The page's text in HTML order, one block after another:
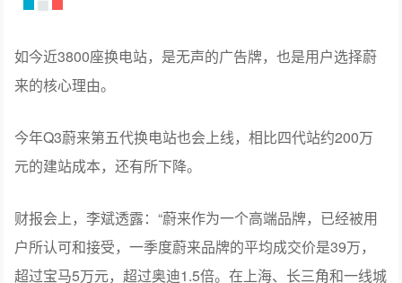
车主率先承诺“建站就能发展到100位用户”。这正是换电模
式的魅力。它是补能工具，也是品牌渗透下沉市场的“信任
支点”。
如今近3800座换电站，是无声的广告牌，也是用户选择蔚
来的核心理由。
今年Q3蔚来第五代换电站也会上线，相比四代站约200万
元的建站成本，还有所下降。